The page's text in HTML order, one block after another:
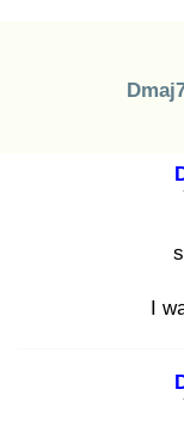
I